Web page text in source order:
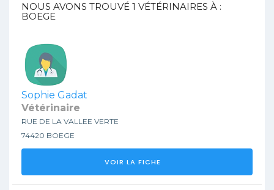
NOUS AVONS TROUVÉ 1 VÉTÉRINAIRES À :
BOEGE
Sophie Gadat
Vétérinaire
RUE DE LA VALLEE VERTE
74420 BOEGE
VOIR LA FICHE